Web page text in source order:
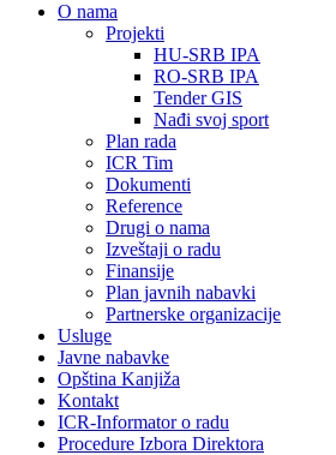
О nama
Projekti
HU-SRB IPA
RO-SRB IPA
Tender GIS
Nađi svoj sport
Plan rada
ICR Tim
Dokumenti
Reference
Drugi o nama
Izveštaji o radu
Finansije
Plan javnih nabavki
Partnerske organizacije
Usluge
Javne nabavke
Opština Kanjiža
Kontakt
ICR-Informator o radu
Procedure Izbora Direktora